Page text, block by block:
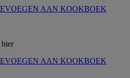
AAN KOOKBOEK
AAN KOOKBOEK